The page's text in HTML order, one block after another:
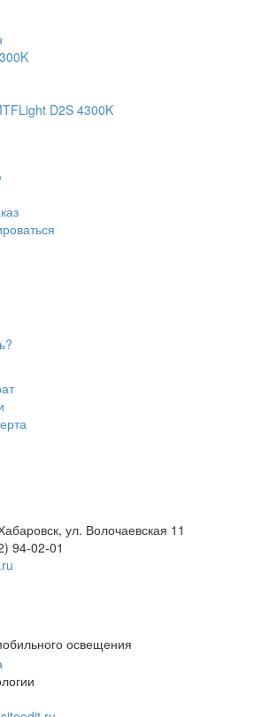
D2S 4300K
ул. Волочаевская 11
94-02-01
освещения